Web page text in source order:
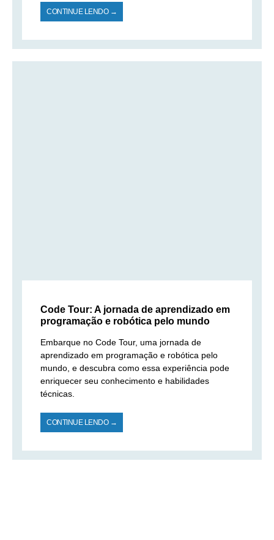
CONTINUE LENDO →
Code Tour: A jornada de aprendizado em
programação e robótica pelo mundo
Embarque no Code Tour, uma jornada de
aprendizado em programação e robótica pelo
mundo, e descubra como essa experiência pode
enriquecer seu conhecimento e habilidades
técnicas.
CONTINUE LENDO →